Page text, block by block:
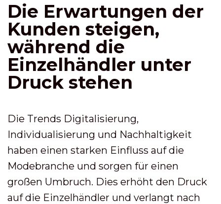
Die Erwartungen der
Kunden steigen,
während die
Einzelhändler unter
Druck stehen
Die Trends Digitalisierung,
Individualisierung und Nachhaltigkeit
haben einen starken Einfluss auf die
Modebranche und sorgen für einen
großen Umbruch. Dies erhöht den Druck
auf die Einzelhändler und verlangt nach